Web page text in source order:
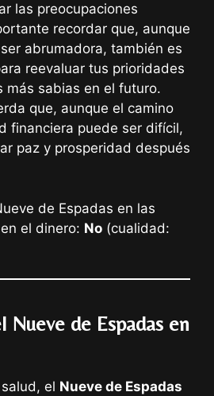
las preocupaciones
recordar que, aunque
abrumadora, también es
reevaluar tus prioridades
más sabias en el futuro.
que, aunque el camino
financiera puede ser difícil,
paz y prosperidad después
de Espadas en las
en el dinero: No (cualidad:
Nueve de Espadas en
el Nueve de Espadas